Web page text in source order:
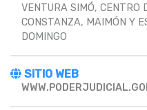
VENTURA SIMÓ, CENTRO
CONSTANZA, MAIMÓN Y
DOMINGO
SITIO WEB